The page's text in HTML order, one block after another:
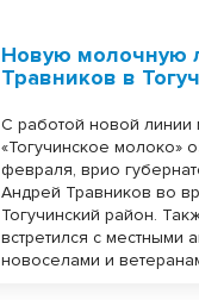
Новую молочную
Травников в
С работой новой
«Тогучинское молоко»
февраля, врио
Андрей Травников во
Тогучинский район.
встретился с местными
новоселами и